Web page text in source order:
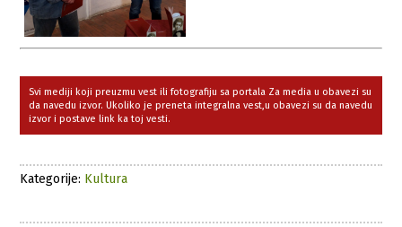
Svi mediji koji preuzmu vest ili fotografiju sa portala Za media u obavezi su
da navedu izvor. Ukoliko je preneta integralna vest,u obavezi su da navedu
izvor i postave link ka toj vesti.
Kategorije: Kultura